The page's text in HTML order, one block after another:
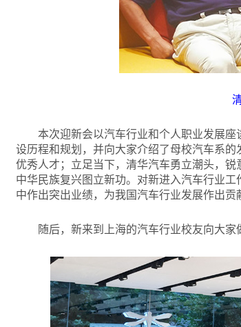
本次迎新会以汽车行业和个人职业发展
设历程和规划，并向大家介绍了母校汽车系
优秀人才；立足当下，清华汽车勇立潮头，
中华民族复兴图立新功。对新进入汽车行业
中作出突出业绩，为我国汽车行业发展作出贡
随后，新来到上海的汽车行业校友向大家